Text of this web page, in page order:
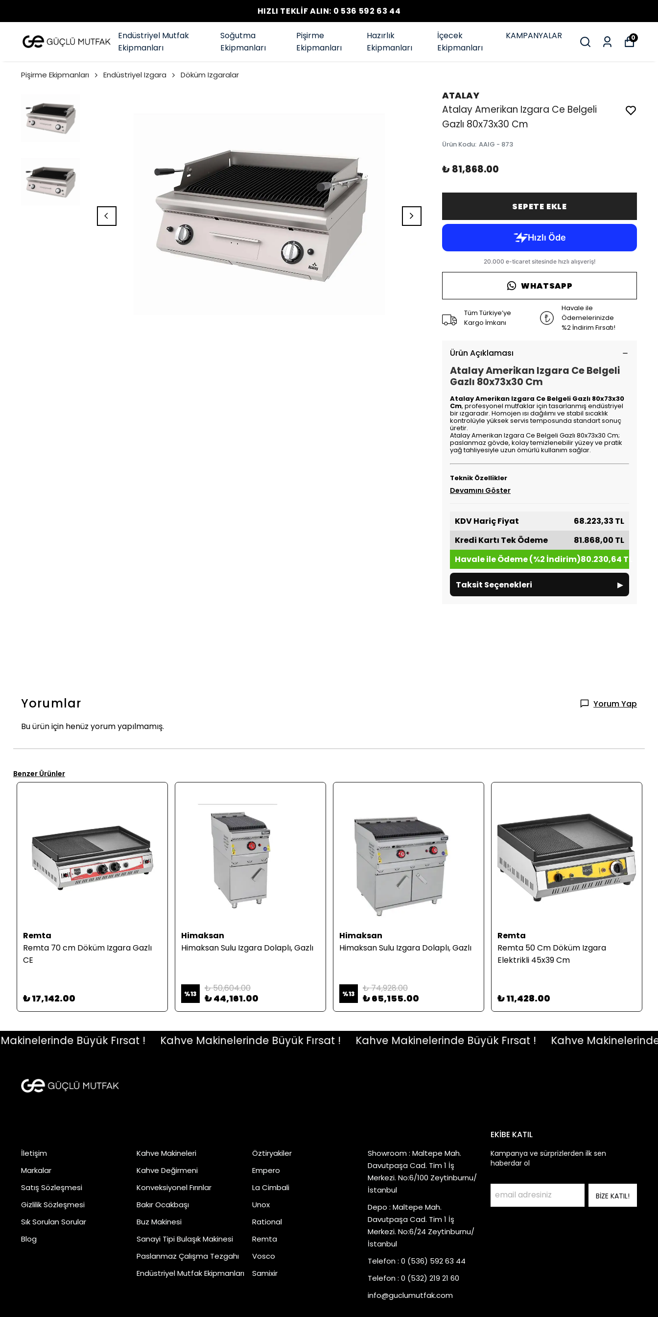
HIZLI TEKLİF ALIN: 0 536 592 63 44
Endüstriyel Mutfak
Ekipmanları
Soğutma
Ekipmanları
Pişirme
Ekipmanları
Hazırlık
Ekipmanları
İçecek
Ekipmanları
KAMPANYALAR 0
Pişirme Ekipmanları Endüstriyel Izgara Döküm Izgaralar
ATALAY
Atalay Amerikan Izgara Ce Belgeli
Gazlı 80x73x30 Cm
Ürün Kodu: AAIG - 873
₺ 81,868.00
SEPETE EKLE
WHATSAPP
Tüm Türkiye’ye
Kargo İmkanı
Havale ile
Ödemelerinizde
%2 İndirim Fırsatı!
Ürün Açıklaması
Atalay Amerikan Izgara Ce Belgeli
Gazlı 80x73x30 Cm
Atalay Amerikan Izgara Ce Belgeli Gazlı 80x73x30
Cm, profesyonel mutfaklar için tasarlanmış endüstriyel
bir ızgaradır. Homojen ısı dağılımı ve stabil sıcaklık
kontrolüyle yüksek servis temposunda standart sonuç
üretir.
Atalay Amerikan Izgara Ce Belgeli Gazlı 80x73x30 Cm;
paslanmaz gövde, kolay temizlenebilir yüzey ve pratik
yağ tahliyesiyle uzun ömürlü kullanım sağlar.
Teknik Özellikler
Devamını Göster
KDV Hariç Fiyat
68.223,33 TL
Kredi Kartı Tek Ödeme
81.868,00 TL
Havale ile Ödeme (%2 İndirim)80.230,64 TL
Taksit Seçenekleri ▸
Yorumlar Yorum Yap
Bu ürün için henüz yorum yapılmamış.
Benzer Ürünler
Remta
Remta 70 cm Döküm Izgara Gazlı
CE
₺ 17,142.00
Himaksan
Himaksan Sulu Izgara Dolaplı, Gazlı
%13 ₺ 50,604.00
₺ 44,161.00
Himaksan
Himaksan Sulu Izgara Dolaplı, Gazlı
%13 ₺ 74,928.00
₺ 65,155.00
Remta
Remta 50 Cm Döküm Izgara
Elektrikli 45x39 Cm
₺ 11,428.00
Büyük Fırsat ! Kahve Makinelerinde Büyük Fırsat ! Kahve Makinelerinde Büyük Fırsat ! Kahve Makinelerinde
İletişim
Markalar
Satış Sözleşmesi
Gizlilik Sözleşmesi
Sık Sorulan Sorular
Blog
Kahve Makineleri
Kahve Değirmeni
Konveksiyonel Fırınlar
Bakır Ocakbaşı
Buz Makinesi
Sanayi Tipi Bulaşık Makinesi
Paslanmaz Çalışma Tezgahı
Endüstriyel Mutfak Ekipmanları
Öztiryakiler
Empero
La Cimbali
Unox
Rational
Remta
Vosco
Samixir
Showroom : Maltepe Mah.
Davutpaşa Cad. Tim 1 İş
Merkezi. No:6/100 Zeytinburnu/
İstanbul
Depo : Maltepe Mah.
Davutpaşa Cad. Tim 1 İş
Merkezi. No:6/24 Zeytinburnu/
İstanbul
Telefon : 0 (536) 592 63 44
Telefon : 0 (532) 219 21 60
info@guclumutfak.com
EKİBE KATIL
Kampanya ve sürprizlerden ilk sen
haberdar ol
BİZE KATIL!